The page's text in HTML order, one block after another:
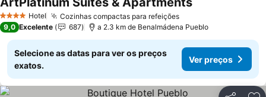
4 EstrelasHotel Cozinhas compactas para refeições
9,0 Excelente 687 a 2.3 km de Benalmádena Pueblo
Selecione as datas para ver os preços
exatos.
Ver preços